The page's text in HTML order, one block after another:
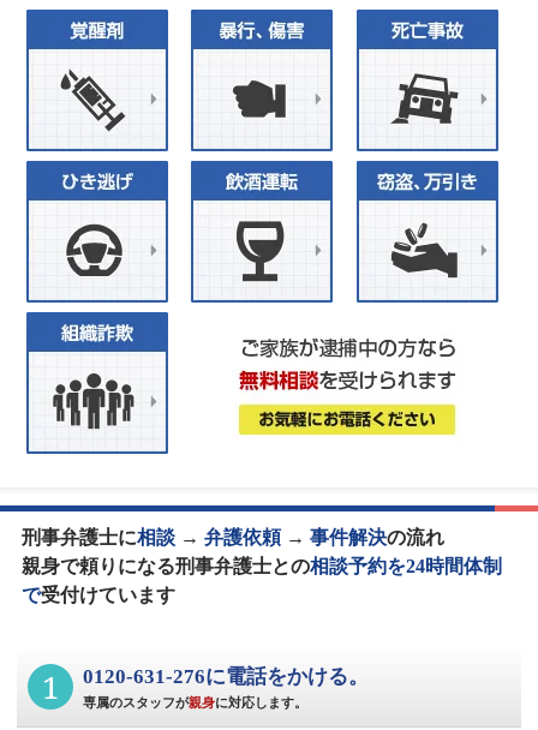
刑事弁護士に相談→ 弁護依頼→ 事件解決の流れ
親身で頼りになる刑事弁護士との相談予約を24時間体制
で受付けています
1 0120-631-276に電話をかける。
専属のスタッフが親身に対応します。